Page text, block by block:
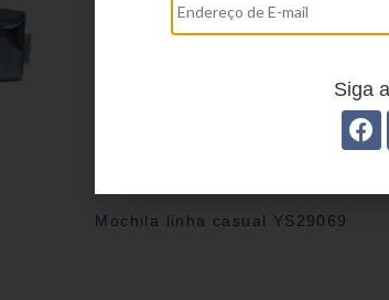
Mochila linha casual YS29069
Siga